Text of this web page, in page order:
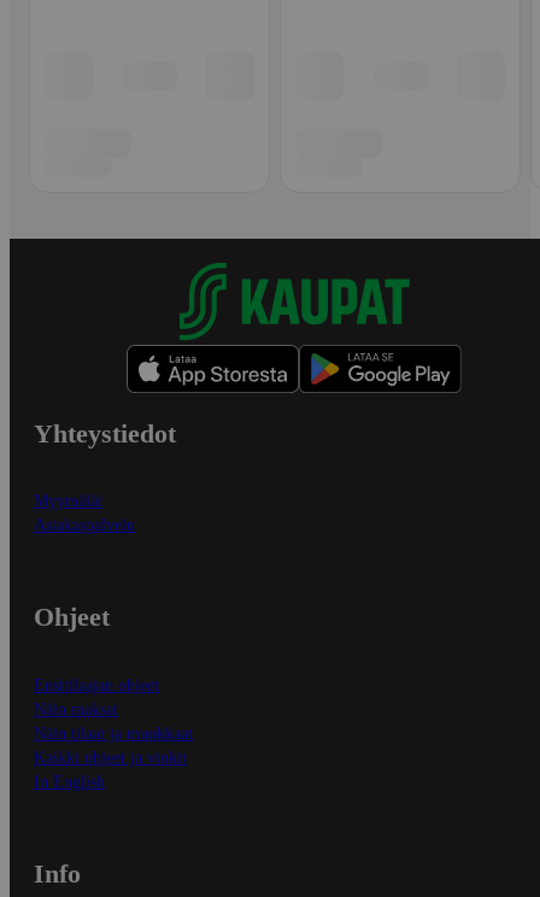
Yhteystiedot
Myymälät
Asiakaspalvelu
Ohjeet
Ensitilaajan ohjeet
Näin maksat
Näin tilaat ja muokkaat
Kaikki ohjeet ja vinkit
In English
Info